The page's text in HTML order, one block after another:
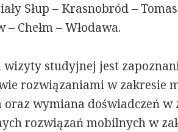
Słup – Krasnobród –
Chełm – Włodawa.
wizyty studyjnej jest
rozwiązaniami w zakresie
oraz wymiana doświadczeń w
rozwiązań mobilnych w